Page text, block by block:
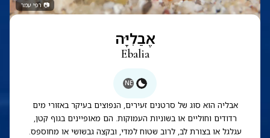
📷רפי עמר
אֶבַלִיָּה
Ebalia
NE
אבליה הוא סוג של סרטנים זעירים, הנפוצים בעיקר באזורי מים
רדודים וחוליים או בשוניות העמוקות. הם מאופיינים בגוף קטן,
עגלגל או בצורת לב, לרוב שטוח למדי, ובקצה גבשושי או מחוספס.